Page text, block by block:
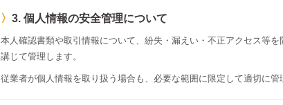
3. 個人情報の安全管理について
本人確認書類や取引情報について、紛失・漏えい・不正アクセス等
講じて管理します。
従業者が個人情報を取り扱う場合も、必要な範囲に限定して適切に管